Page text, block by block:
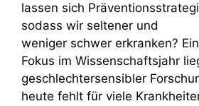
lassen sich
sodass wir seltener und
weniger schwer erkranken?
Fokus im Wissenschaftsjahr
geschlechtersensibler
heute fehlt für viele